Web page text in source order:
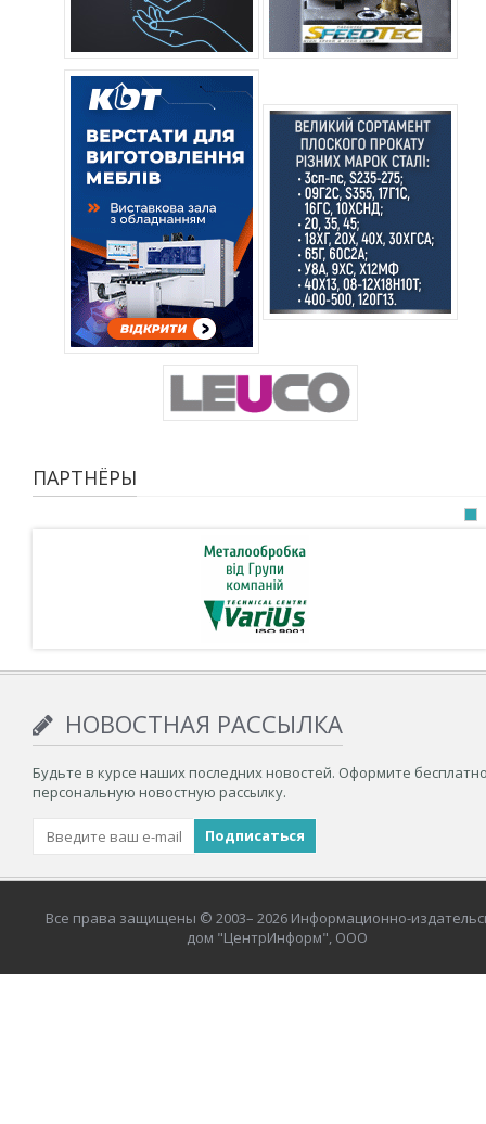
ПАРТНЁРЫ
НОВОСТНАЯ РАССЫЛКА
Будьте в курсе наших последних новостей. Оформите
персональную новостную рассылку.
Все права защищены © 2003– 2026 Информационно-
дом "ЦентрИнформ", ООО